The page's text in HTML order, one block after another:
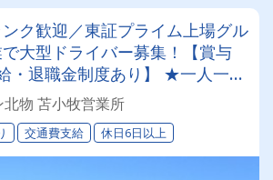
ク歓迎／東証プライム上場グル
大型ドライバー募集！【賞与
・退職金制度あり】 ★一人一台
故等で月給2万円UPのチャンス
制度★希望休＆育休実績あり！
活躍中の働きやすい職場です♪
物 苫小牧営業所
交通費支給 休日6日以上